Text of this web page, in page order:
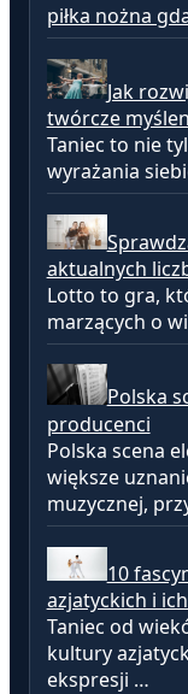
piłka nożna
Jak
twórcze
Taniec to nie
wyrażania
aktualnych
Lotto to gra,
marzących o
Polska
producenci
Polska scena
większe
muzycznej,
10
azjatyckich i
Taniec od
kultury
ekspresji …